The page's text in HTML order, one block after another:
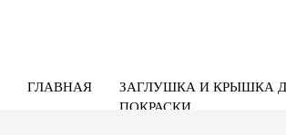
ГЛАВНАЯ
ЗАГЛУШКА И КРЫШКА
ПОКРАСКИ